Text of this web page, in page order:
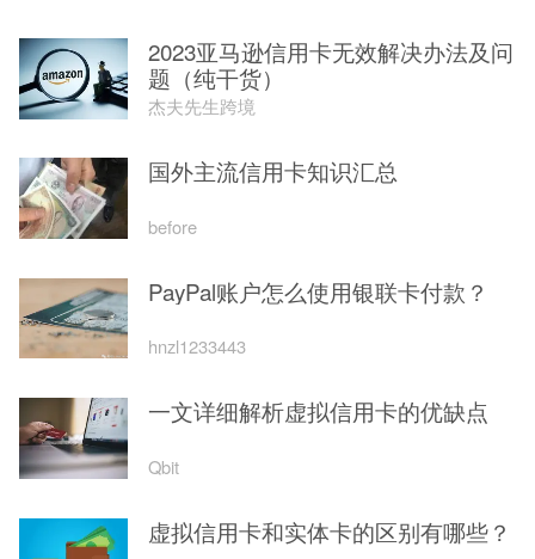
2023亚马逊信用卡无效解决办法及问
题（纯干货）
杰夫先生跨境
国外主流信用卡知识汇总
before
PayPal账户怎么使用银联卡付款？
hnzl1233443
一文详细解析虚拟信用卡的优缺点
Qbit
虚拟信用卡和实体卡的区别有哪些？